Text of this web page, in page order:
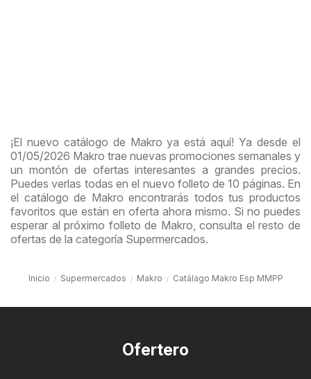
¡El nuevo catálogo de Makro ya está aquí! Ya desde el
01/05/2026 Makro trae nuevas promociones semanales y
un montón de ofertas interesantes a grandes precios.
Puedes verlas todas en el nuevo folleto de 10 páginas. En
el catálogo de Makro encontrarás todos tus productos
favoritos que están en oferta ahora mismo. Si no puedes
esperar al próximo folleto de Makro, consulta el resto de
ofertas de la categoría Supermercados.
Inicio Supermercados Makro Catálago Makro Esp MMPP
Ofertero